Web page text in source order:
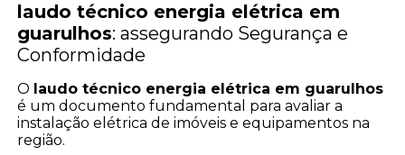
laudo técnico energia elétrica em
guarulhos: assegurando Segurança e
Conformidade
O laudo técnico energia elétrica em guarulhos
é um documento fundamental para avaliar a
instalação elétrica de imóveis e equipamentos na
região.